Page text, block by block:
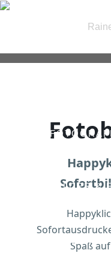
| IRIS
| PASSBILDER &
Spaß